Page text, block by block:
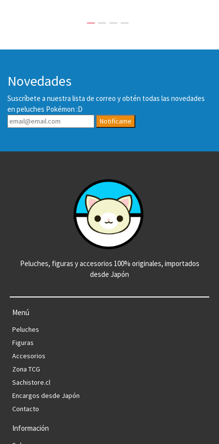
Novedades
Suscríbete a nuestra lista de correo y obtén todas las novedades
en peluches Pokémon :D
Notifícame
Peluches, figuras y accesorios 100% originales, importados
desde Japón
Menú
Peluches
Figuras
Accesorios
Zona TCG
Sachistore.cl
Encargos desde Japón
Contacto
Información